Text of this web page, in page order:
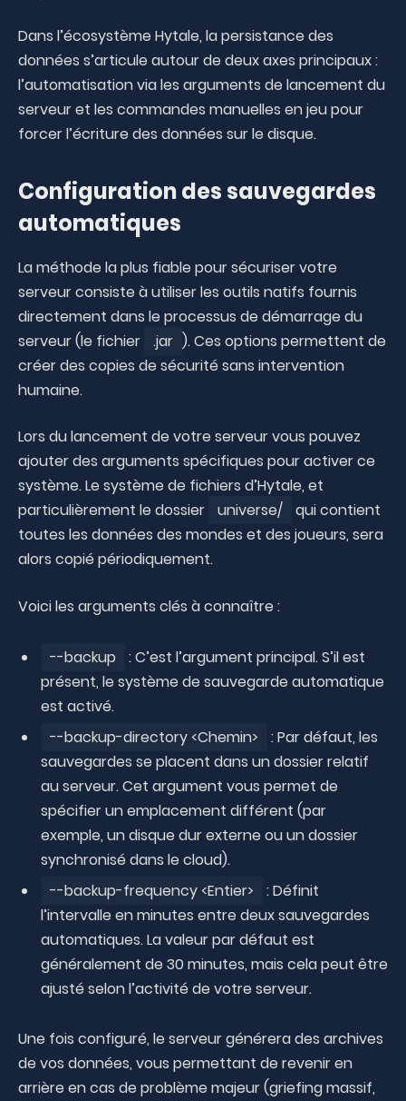
Dans l’écosystème Hytale, la persistance des
données s’articule autour de deux axes principaux :
l’automatisation via les arguments de lancement du
serveur et les commandes manuelles en jeu pour
forcer l’écriture des données sur le disque.
Configuration des sauvegardes
automatiques
La méthode la plus fiable pour sécuriser votre
serveur consiste à utiliser les outils natifs fournis
directement dans le processus de démarrage du
serveur (le fichier
.jar ). Ces options permettent de
créer des copies de sécurité sans intervention
humaine.
Lors du lancement de votre serveur vous pouvez
ajouter des arguments spécifiques pour activer ce
système. Le système de fichiers d’Hytale, et
particulièrement le dossier
universe/
qui contient
toutes les données des mondes et des joueurs, sera
alors copié périodiquement.
Voici les arguments clés à connaître :
--backup
: C’est l’argument principal. S’il est
présent, le système de sauvegarde automatique
est activé.
--backup-directory <Chemin>
: Par défaut, les
sauvegardes se placent dans un dossier relatif
au serveur. Cet argument vous permet de
spécifier un emplacement différent (par
exemple, un disque dur externe ou un dossier
synchronisé dans le cloud).
--backup-frequency <Entier>
: Définit
l’intervalle en minutes entre deux sauvegardes
automatiques. La valeur par défaut est
généralement de 30 minutes, mais cela peut être
ajusté selon l’activité de votre serveur.
Une fois configuré, le serveur générera des archives
de vos données, vous permettant de revenir en
arrière en cas de problème majeur (griefing massif,